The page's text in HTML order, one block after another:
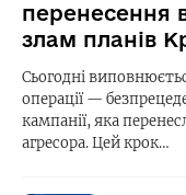
перенесення
злам планів
Сьогодні
операції —
кампанії, яка
агресора. Цей крок…